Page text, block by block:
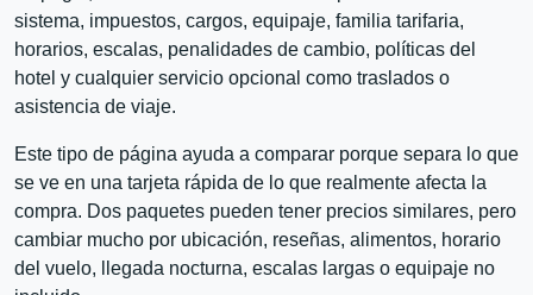
sistema, impuestos, cargos, equipaje, familia tarifaria,
horarios, escalas, penalidades de cambio, políticas del
hotel y cualquier servicio opcional como traslados o
asistencia de viaje.
Este tipo de página ayuda a comparar porque separa lo que
se ve en una tarjeta rápida de lo que realmente afecta la
compra. Dos paquetes pueden tener precios similares, pero
cambiar mucho por ubicación, reseñas, alimentos, horario
del vuelo, llegada nocturna, escalas largas o equipaje no